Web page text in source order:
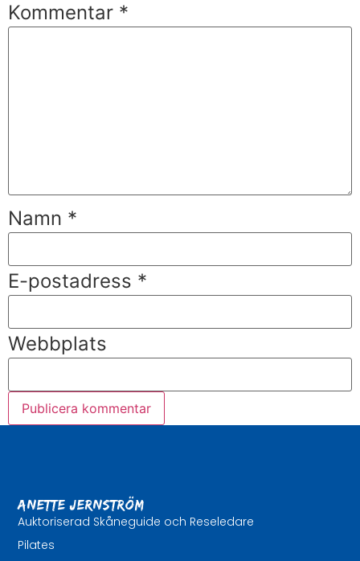
Kommentar *
Namn *
E-postadress *
Webbplats
Anette Jernström
Auktoriserad Skåneguide och Reseledare
Pilates